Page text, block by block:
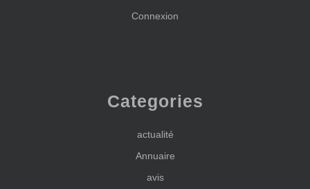
Connexion
Categories
actualité
Annuaire
avis